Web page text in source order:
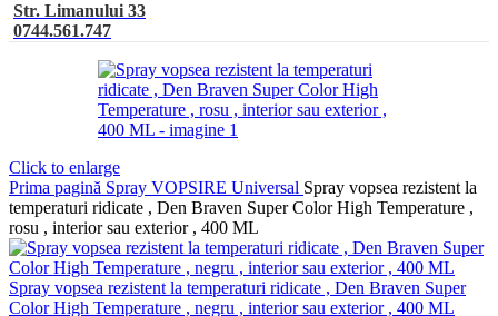
Str. Limanului 33
0744.561.747
Click to enlarge
Prima pagină Spray VOPSIRE Universal Spray vopsea rezistent la
temperaturi ridicate , Den Braven Super Color High Temperature ,
rosu , interior sau exterior , 400 ML
Spray vopsea rezistent la temperaturi ridicate , Den Braven Super
Color High Temperature , negru , interior sau exterior , 400 ML